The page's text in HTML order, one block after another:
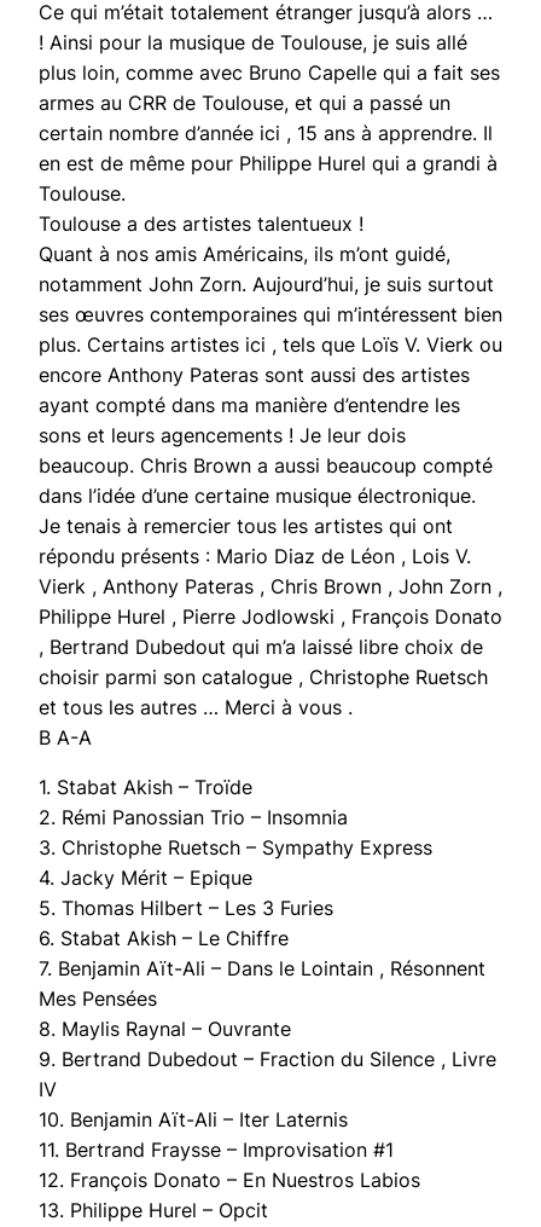
Ce qui m’était totalement étranger jusqu’à alors …
! Ainsi pour la musique de Toulouse, je suis allé
plus loin, comme avec Bruno Capelle qui a fait ses
armes au CRR de Toulouse, et qui a passé un
certain nombre d’année ici , 15 ans à apprendre. Il
en est de même pour Philippe Hurel qui a grandi à
Toulouse.
Toulouse a des artistes talentueux !
Quant à nos amis Américains, ils m’ont guidé,
notamment John Zorn. Aujourd’hui, je suis surtout
ses œuvres contemporaines qui m’intéressent bien
plus. Certains artistes ici , tels que Loïs V. Vierk ou
encore Anthony Pateras sont aussi des artistes
ayant compté dans ma manière d’entendre les
sons et leurs agencements ! Je leur dois
beaucoup. Chris Brown a aussi beaucoup compté
dans l’idée d’une certaine musique électronique.
Je tenais à remercier tous les artistes qui ont
répondu présents : Mario Diaz de Léon , Lois V.
Vierk , Anthony Pateras , Chris Brown , John Zorn ,
Philippe Hurel , Pierre Jodlowski , François Donato
, Bertrand Dubedout qui m’a laissé libre choix de
choisir parmi son catalogue , Christophe Ruetsch
et tous les autres … Merci à vous .
B A-A
1. Stabat Akish – Troïde
2. Rémi Panossian Trio – Insomnia
3. Christophe Ruetsch – Sympathy Express
4. Jacky Mérit – Epique
5. Thomas Hilbert – Les 3 Furies
6. Stabat Akish – Le Chiffre
7. Benjamin Aït-Ali – Dans le Lointain , Résonnent
Mes Pensées
8. Maylis Raynal – Ouvrante
9. Bertrand Dubedout – Fraction du Silence , Livre
IV
10. Benjamin Aït-Ali – Iter Laternis
11. Bertrand Fraysse – Improvisation #1
12. François Donato – En Nuestros Labios
13. Philippe Hurel – Opcit